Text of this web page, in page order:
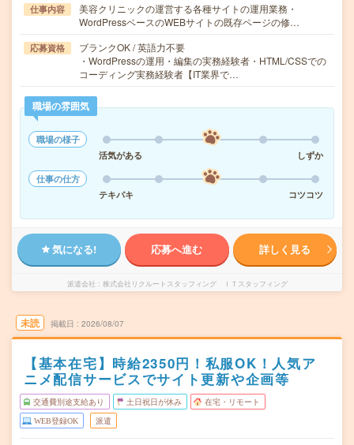
仕事内容
美容クリニックの運営する各種サイトの運用業務・
WordPressベースのWEBサイトの既存ページの修…
応募資格
ブランクOK / 英語力不要
・WordPressの運用・編集の実務経験者・HTML/CSSでの
コーディング実務経験者【IT業界で…
職場の雰囲気
職場の様子
活気がある
しずか
仕事の仕方
テキパキ
コツコツ
気になる! 応募へ進む 詳しく見る
派遣会社 株式会社リクルートスタッフィング ＩＴスタッフィング
未読 掲載日 2026/08/07
【基本在宅】時給2350円！私服OK！人気ア
ニメ配信サービスでサイト更新や企画等
交通費別途支給あり 土日祝日が休み 在宅・リモート
WEB登録OK 派遣